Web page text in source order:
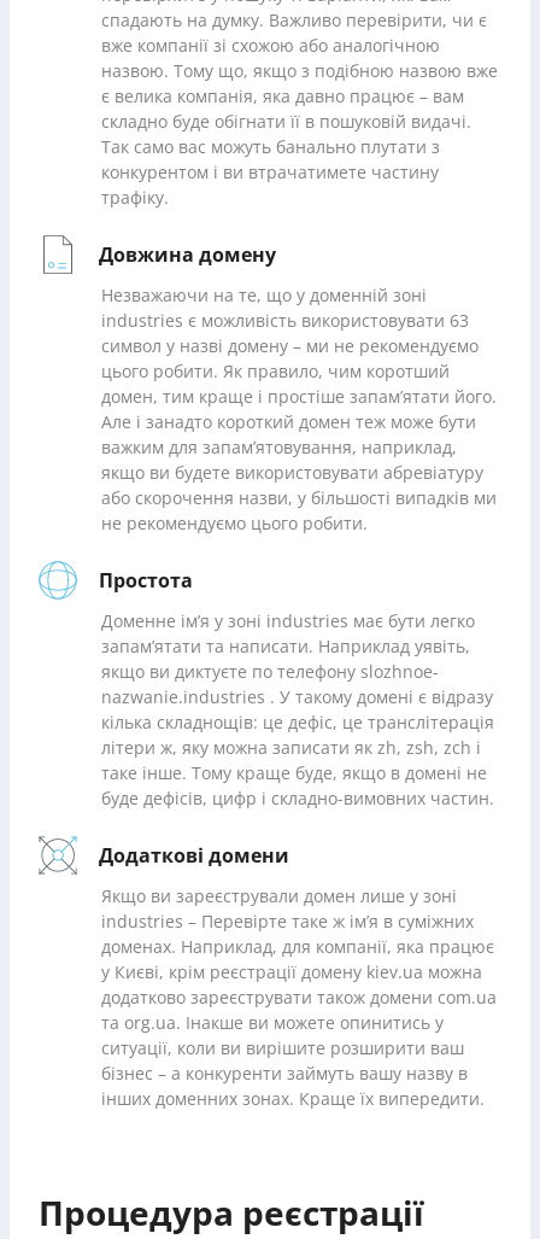
спадають на думку. Важливо перевірити, чи є
вже компанії зі схожою або аналогічною
назвою. Тому що, якщо з подібною назвою вже
є велика компанія, яка давно працює – вам
складно буде обігнати її в пошуковій видачі.
Так само вас можуть банально плутати з
конкурентом і ви втрачатимете частину
трафіку.
Довжина домену
Незважаючи на те, що у доменній зоні
industries є можливість використовувати 63
символ у назві домену – ми не рекомендуємо
цього робити. Як правило, чим коротший
домен, тим краще і простіше запам’ятати його.
Але і занадто короткий домен теж може бути
важким для запам’ятовування, наприклад,
якщо ви будете використовувати абревіатуру
або скорочення назви, у більшості випадків ми
не рекомендуємо цього робити.
Простота
Доменне ім’я у зоні industries має бути легко
запам’ятати та написати. Наприклад уявіть,
якщо ви диктуєте по телефону slozhnoe-
nazwanie.industries . У такому домені є відразу
кілька складнощів: це дефіс, це транслітерація
літери ж, яку можна записати як zh, zsh, zch і
таке інше. Тому краще буде, якщо в домені не
буде дефісів, цифр і складно-вимовних частин.
Додаткові домени
Якщо ви зареєстрували домен лише у зоні
industries – Перевірте таке ж ім’я в суміжних
доменах. Наприклад, для компанії, яка працює
у Києві, крім реєстрації домену kiev.ua можна
додатково зареєструвати також домени com.ua
та org.ua. Інакше ви можете опинитись у
ситуації, коли ви вирішите розширити ваш
бізнес – а конкуренти займуть вашу назву в
інших доменних зонах. Краще їх випередити.
Процедура реєстрації